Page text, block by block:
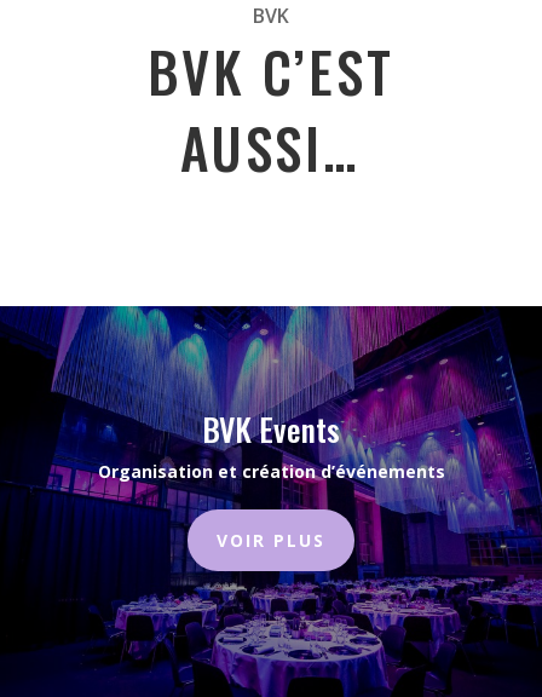
BVK
BVK C’EST
AUSSI…
BVK Events
Organisation et création d’événements
VOIR PLUS